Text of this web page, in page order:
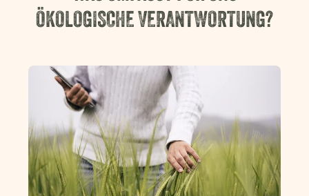
ÖKOLOGISCHE VERANTWORTUNG?